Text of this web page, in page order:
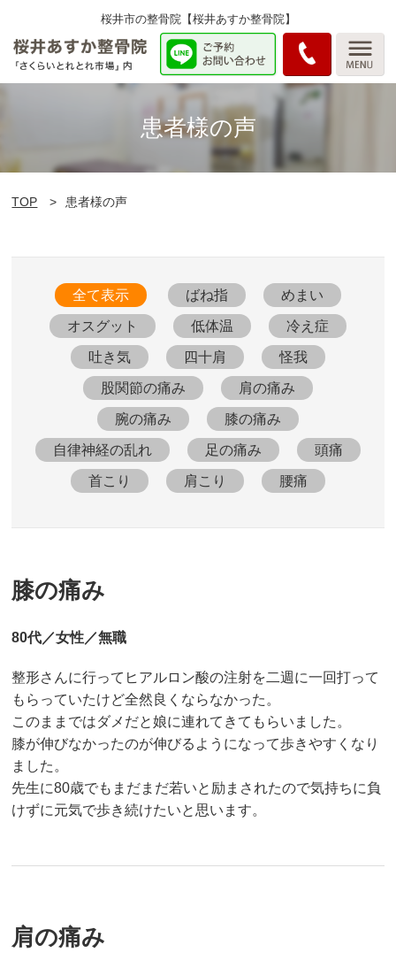
桜井市の整骨院【桜井あすか整骨院】
患者様の声
TOP 患者様の声
全て表示 ばね指 めまい
オスグット 低体温 冷え症
吐き気 四十肩 怪我
股関節の痛み 肩の痛み
腕の痛み 膝の痛み
自律神経の乱れ 足の痛み 頭痛
首こり 肩こり 腰痛
膝の痛み
80代／女性／無職
整形さんに行ってヒアルロン酸の注射を二週に一回打って
もらっていたけど全然良くならなかった。
このままではダメだと娘に連れてきてもらいました。
膝が伸びなかったのが伸びるようになって歩きやすくなり
ました。
先生に80歳でもまだまだ若いと励まされたので気持ちに負
けずに元気で歩き続けたいと思います。
肩の痛み